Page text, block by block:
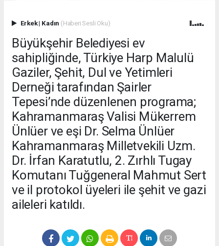
Erkek| Kadın (Haberi Sesli Oku)
Büyükşehir Belediyesi ev
sahipliğinde, Türkiye Harp Malulü
Gaziler, Şehit, Dul ve Yetimleri
Derneği tarafından Şairler
Tepesi’nde düzenlenen programa;
Kahramanmaraş Valisi Mükerrem
Ünlüer ve eşi Dr. Selma Ünlüer
Kahramanmaraş Milletvekili Uzm.
Dr. İrfan Karatutlu, 2. Zırhlı Tugay
Komutanı Tuğgeneral Mahmut Sert
ve il protokol üyeleri ile şehit ve gazi
aileleri katıldı.